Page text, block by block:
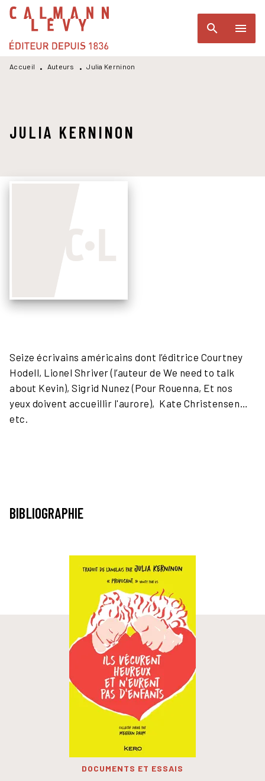
MENU RECHERCHE
PIED DE PAGE
search menu
Accueil • Auteurs • Julia Kerninon
JULIA KERNINON
Seize écrivains américains dont l’éditrice Courtney
Hodell, Lionel Shriver (l’auteur de We need to talk
about Kevin), Sigrid Nunez (Pour Rouenna, Et nos
yeux doivent accueillir l'aurore), Kate Christensen…
etc.
BIBLIOGRAPHIE
DOCUMENTS ET ESSAIS